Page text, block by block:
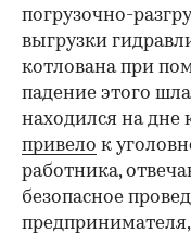
погрузочно-
выгрузки
котлована при
падение этого
находился на дне
привело к
работника,
безопасное